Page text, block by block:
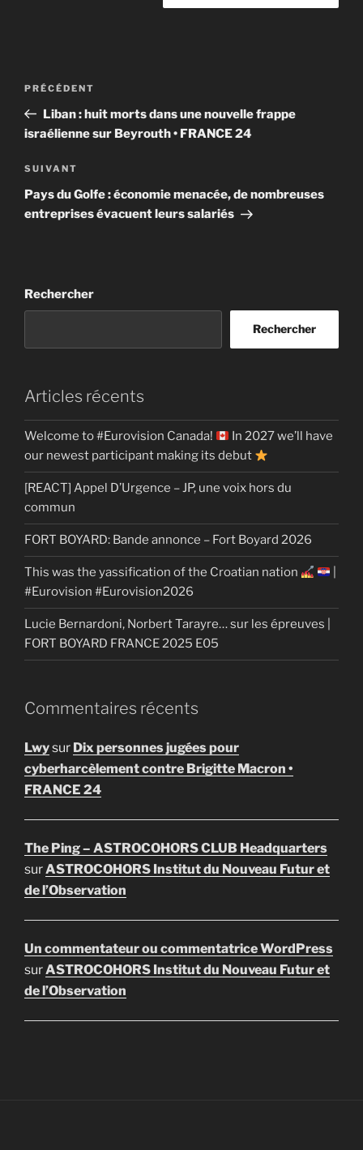
Navigation
l’article
Article
précédent
PRÉCÉDENT
Liban : huit morts dans une nouvelle frappe
israélienne sur Beyrouth • FRANCE 24
Article
suivant
SUIVANT
Pays du Golfe : économie menacée, de nombreuses
entreprises évacuent leurs salariés
Rechercher
Rechercher
Articles récents
Welcome to #Eurovision Canada!
In 2027 we’ll have
our newest participant making its debut
[REACT] Appel D’Urgence – JP, une voix hors du
commun
FORT BOYARD: Bande annonce – Fort Boyard 2026
This was the yassification of the Croatian nation
#Eurovision #Eurovision2026
Lucie Bernardoni, Norbert Tarayre… sur les épreuves |
FORT BOYARD FRANCE 2025 E05
Commentaires récents
Lwysur Dix personnes jugées pour
cyberharcèlement contre Brigitte Macron •
FRANCE 24
The Ping – ASTROCOHORS CLUB Headquarters
surASTROCOHORS Institut du Nouveau Futur et
de l’Observation
Un commentateur ou commentatrice WordPress
surASTROCOHORS Institut du Nouveau Futur et
de l’Observation